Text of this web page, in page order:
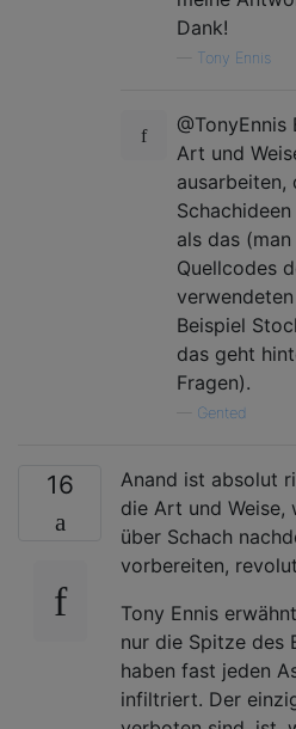
Dank!
Tony Ennis
Art und
ausarbeiten,
als das
Quellcodes
Beispiel
das geht
Fragen).
Gented
16
Anand ist absolut
die Art und Weise,
über Schach
vorbereiten,
Tony Ennis
nur die Spitze des
haben fast jeden
infiltriert. Der